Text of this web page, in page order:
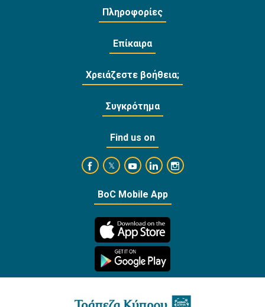
Πληροφορίες
Επίκαιρα
Χρειάζεστε βοήθεια;
Συγκρότημα
Find us on
https://www.facebook.com/
https://twitter.com/bankofcyprus_
https://www.youtube.com/user/
https://www.linkedin.com/
https://
BoC Mobile App